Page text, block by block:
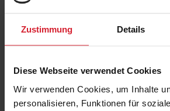
Zustimmung Details
Diese Webseite verwendet Cookies
Wir verwenden Cookies, um Inhalte
personalisieren, Funktionen für
Maxpert Schulungscenter
€ 1.270,00